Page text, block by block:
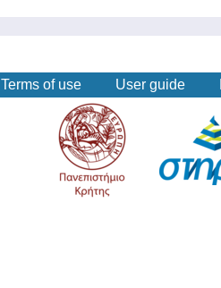
Terms of use User guide